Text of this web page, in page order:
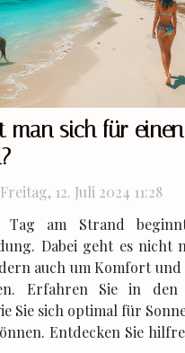
man sich für
Freitag, 12. Juli 2024 11:28
Tag am Strand
Dabei geht es nicht
auch um Komfort
Erfahren Sie in den
Sie sich optimal für
Entdecken Sie